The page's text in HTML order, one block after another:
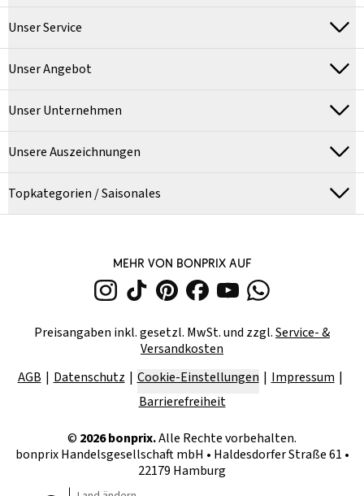
Unser Service
Unser Angebot
Unser Unternehmen
Unsere Auszeichnungen
Topkategorien / Saisonales
MEHR VON BONPRIX AUF
Preisangaben inkl. gesetzl. MwSt. und zzgl.Service- &
Versandkosten
AGB
Datenschutz Cookie-Einstellungen
Impressum
Barrierefreiheit
© 2026bonprix.Alle Rechte vorbehalten.
bonprix Handelsgesellschaft mbH • Haldesdorfer Straße 61 •
22179 Hamburg